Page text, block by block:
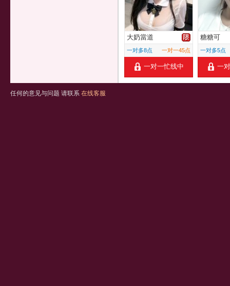
大奶當道
一对多8点 一对一45点
一对一忙线中
糖糖可
一对多5点
一
任何的意见与问题 请联系 在线客服